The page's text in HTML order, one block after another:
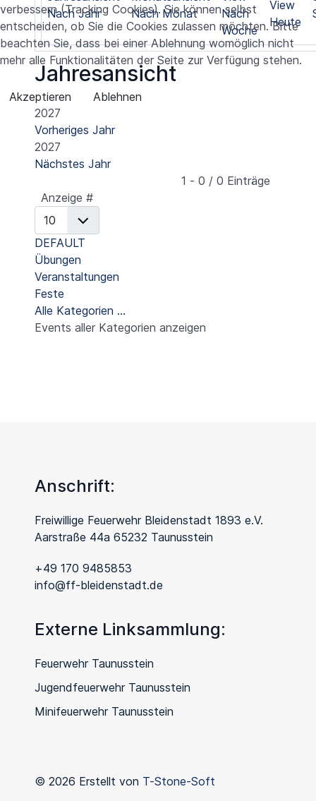
Nach Jahr Nach Monat
Nach
Woche
Heute
Jahresansicht
2027
Vorheriges Jahr
2027
Nächstes Jahr
1 - 0 / 0 Einträge
Anzeige #
DEFAULT
Übungen
Veranstaltungen
Feste
Alle Kategorien ...
Events aller Kategorien anzeigen
Anschrift:
Freiwillige Feuerwehr Bleidenstadt 1893 e.V.
Aarstraße 44a 65232 Taunusstein
+49 170 9485853
info@ff-bleidenstadt.de
Externe Linksammlung:
Feuerwehr Taunusstein
Jugendfeuerwehr Taunusstein
Minifeuerwehr Taunusstein
© 2026 Erstellt von T-Stone-Soft
verbessern (Tracking Cookies). Sie können selbst
entscheiden, ob Sie die Cookies zulassen möchten. Bitte
beachten Sie, dass bei einer Ablehnung womöglich nicht
mehr alle Funktionalitäten der Seite zur Verfügung stehen.
Akzeptieren Ablehnen